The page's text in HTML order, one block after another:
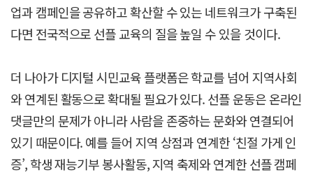
업과 캠페인을 공유하고 확산할 수 있는 네트워크가 구축된
다면 전국적으로 선플 교육의 질을 높일 수 있을 것이다.
더 나아가 디지털 시민교육 플랫폼은 학교를 넘어 지역사회
와 연계된 활동으로 확대될 필요가 있다. 선플 운동은 온라인
댓글만의 문제가 아니라 사람을 존중하는 문화와 연결되어
있기 때문이다. 예를 들어 지역 상점과 연계한 ‘친절 가게 인
증’, 학생 재능기부 봉사활동, 지역 축제와 연계한 선플 캠페